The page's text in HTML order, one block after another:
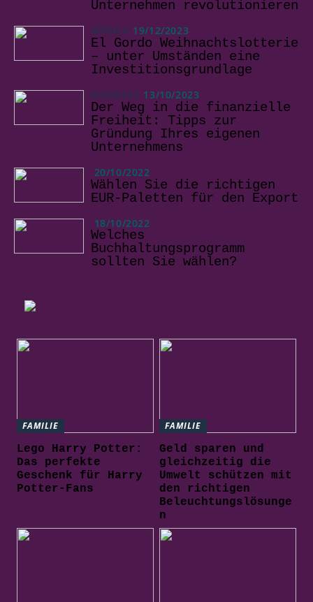
Unternehmen revolutionieren
WISSEN 19/12/2023
El Gordo Weihnachtslotterie
– unter Umständen eine
Investitionsgrundlage
BUSINESS 13/10/2023
Der Weg in die finanzielle
Freiheit: Tipps zur
Gründung Ihres eigenen
Unternehmens
20/10/2022
Wählen Sie die richtigen
EUR-Paletten für den Export
18/10/2022
Welches
Buchhaltungsprogramm
sollten Sie wählen?
FAMILIE
Lego Harry Potter:
Das perfekte
Geschenk für Harry
Potter-Fans
FAMILIE
Geld sparen und
gleichzeitig die
Umwelt schützen mit
den richtigen
Beleuchtungslösunge
n